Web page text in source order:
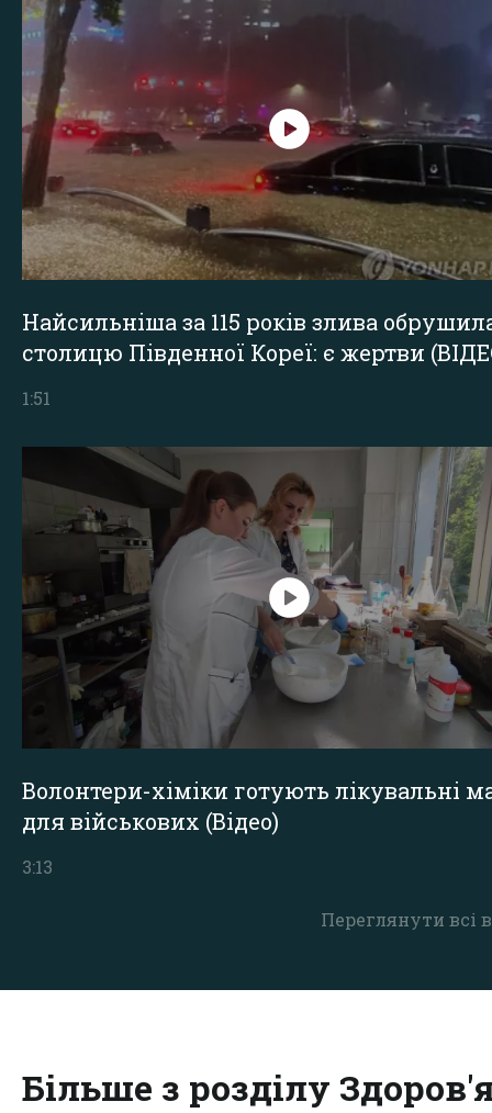
Переглянути всі
Найсильніша за 115 років злива
столицю Південної Кореї: є жертви
1:51
Волонтери-хіміки готують лікувальні
для військових (Відео)
3:13
Більше з розділу